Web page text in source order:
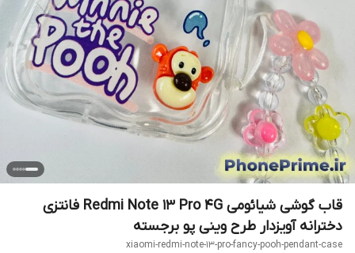
قاب گوشی شیائومی Redmi Note 13 Pro 4G فانتزی
دخترانه آویزدار طرح وینی پو برجسته
xiaomi-redmi-note-13-pro-fancy-pooh-pendant-case